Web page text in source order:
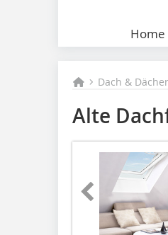
Home
Dach & Dächer
Alte